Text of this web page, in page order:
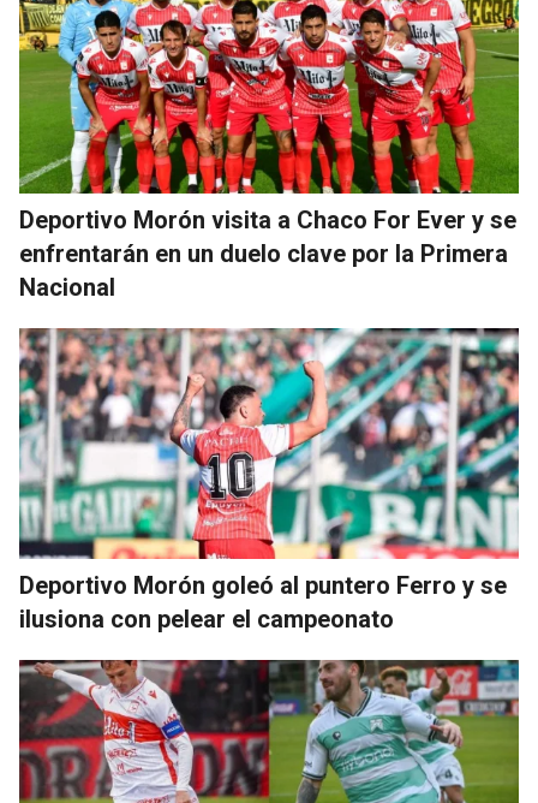
Deportivo Morón visita a Chaco For Ever y se
enfrentarán en un duelo clave por la Primera
Nacional
Deportivo Morón goleó al puntero Ferro y se
ilusiona con pelear el campeonato